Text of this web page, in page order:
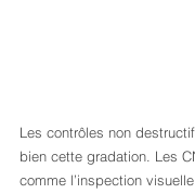
Les contrôles non
bien cette gradation. Les
comme l’inspection